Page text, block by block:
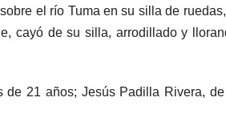
el río Tuma en su silla de
cayó de su silla, arrodillado y
de 21 años; Jesús Padilla Rivera,